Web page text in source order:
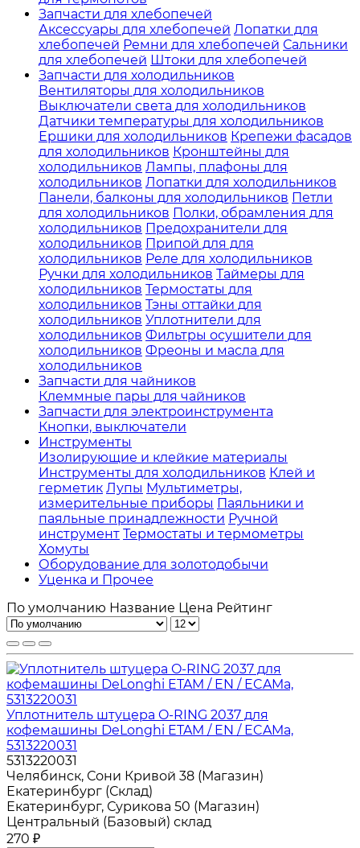
Запчасти для хлебопечей
Аксессуары для хлебопечей Лопатки для
хлебопечей Ремни для хлебопечей Сальники
для хлебопечей Штоки для хлебопечей
Запчасти для холодильников
Вентиляторы для холодильников
Выключатели света для холодильников
Датчики температуры для холодильников
Ершики для холодильников Крепежи фасадов
для холодильников Кронштейны для
холодильников Лампы, плафоны для
холодильников Лопатки для холодильников
Панели, балконы для холодильников Петли
для холодильников Полки, обрамления для
холодильников Предохранители для
холодильников Припой для для
холодильников Реле для холодильников
Ручки для холодильников Таймеры для
холодильников Термостаты для
холодильников Тэны оттайки для
холодильников Уплотнители для
холодильников Фильтры осушители для
холодильников Фреоны и масла для
холодильников
Запчасти для чайников
Клеммные пары для чайников
Запчасти для электроинструмента
Кнопки, выключатели
Инструменты
Изолирующие и клейкие материалы
Инструменты для холодильников Клей и
герметик Лупы Мультиметры,
измерительные приборы Паяльники и
паяльные принадлежности Ручной
инструмент Термостаты и термометры
Хомуты
Оборудование для золотодобычи
Уценка и Прочее
По умолчанию Название Цена Рейтинг
Уплотнитель штуцера O-RING 2037 для
кофемашины DeLonghi ETAM / EN / ECAMa,
5313220031
5313220031
Челябинск, Сони Кривой 38 (Магазин)
Екатеринбург (Склад)
Екатеринбург, Сурикова 50 (Магазин)
Центральный (Базовый) склад
270 ₽